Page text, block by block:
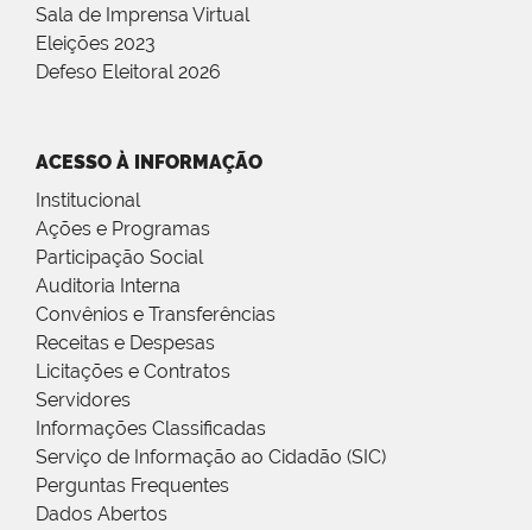
Sala de Imprensa Virtual
Eleições 2023
Defeso Eleitoral 2026
ACESSO À INFORMAÇÃO
Institucional
Ações e Programas
Participação Social
Auditoria Interna
Convênios e Transferências
Receitas e Despesas
Licitações e Contratos
Servidores
Informações Classificadas
Serviço de Informação ao Cidadão (SIC)
Perguntas Frequentes
Dados Abertos